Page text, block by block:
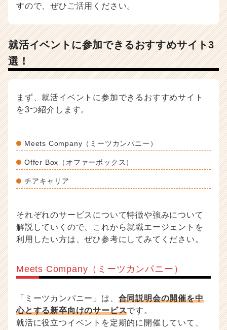
活
ト
チ
キ
ャ
ア
（C
e
C
r
r）
すので、ぜひご活用ください。
就活イベントに参加できるおすすめサイト3
選！
まず、就活イベントに参加できるおすすめサイト
を3つ紹介します。
Meets Company（ミーツカンパニー）
Offer Box（オファーボックス）
チアキャリア
それぞれのサービスについて特徴や強みについて
解説していくので、これから就職エージェントを
利用したい方は、ぜひ参考にしてみてください。
Meets Company（ミーツカンパニー）
「ミーツカンパニー」は、 合同説明会の開催を中
心とする新卒向けのサービスです。
就活に役立つイベントを定期的に開催していて、